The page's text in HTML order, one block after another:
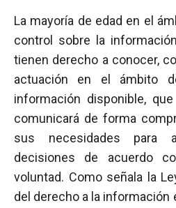
La mayoría de edad en el
control sobre la
tienen derecho a conocer,
actuación en el ámbito
información disponible,
comunicará de forma
sus necesidades para
decisiones de acuerdo
voluntad. Como señala la
del derecho a la información